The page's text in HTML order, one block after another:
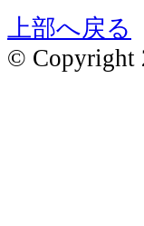
上部へ戻る
© Copyright